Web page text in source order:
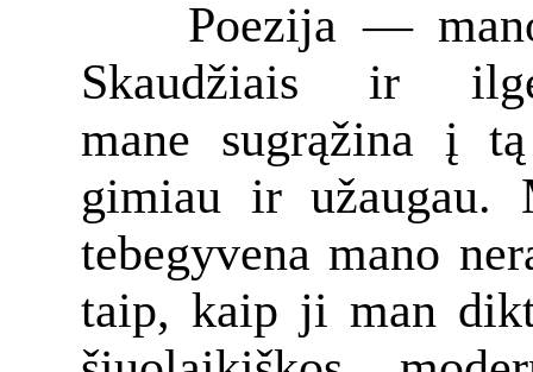
Poezija —
Skaudžiais ir
mane sugrąžina į
gimiau ir užaugau.
tebegyvena mano
taip, kaip ji man